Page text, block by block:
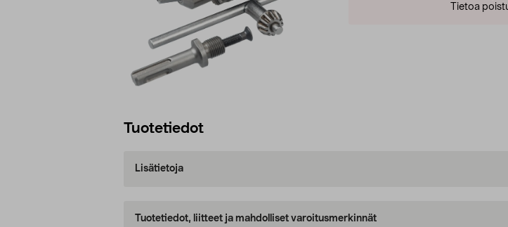
Tietoa
Tuotetiedot
Lisätietoja
Tuotetiedot, liitteet ja mahdolliset varoitusmerkinnät